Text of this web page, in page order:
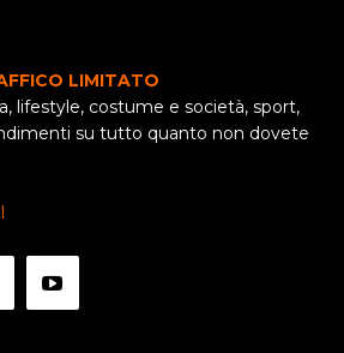
LIMITATO
lifestyle, costume e società, sport,
su tutto quanto non dovete